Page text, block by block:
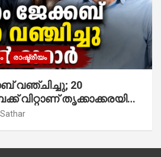
രാഷ്ട്രീയം
വഞ്ചിച്ചു; 20
വിറ്റാണ് തൃക്കാക്കരയില്‍
രണ്ടേ രണ്ടുപേര്‍